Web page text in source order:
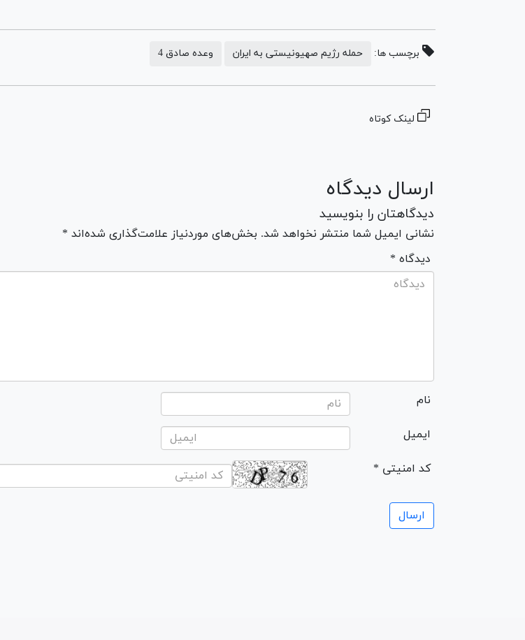
برچسب ها: حمله رژیم صهیونیستی به ایران وعده صادق 4
لینک کوتاه
ارسال دیدگاه
دیدگاهتان را بنویسید
نشانی ایمیل شما منتشر نخواهد شد. بخش‌های موردنیاز علامت‌گذاری شده‌اند *
* دیدگاه
نام
ایمیل
* کد امنیتی